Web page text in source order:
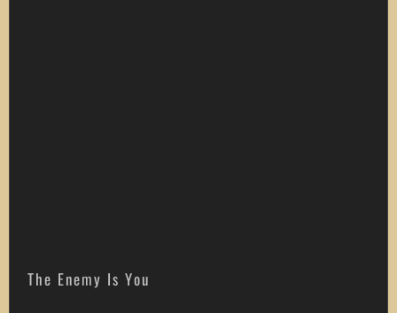
The Enemy Is You